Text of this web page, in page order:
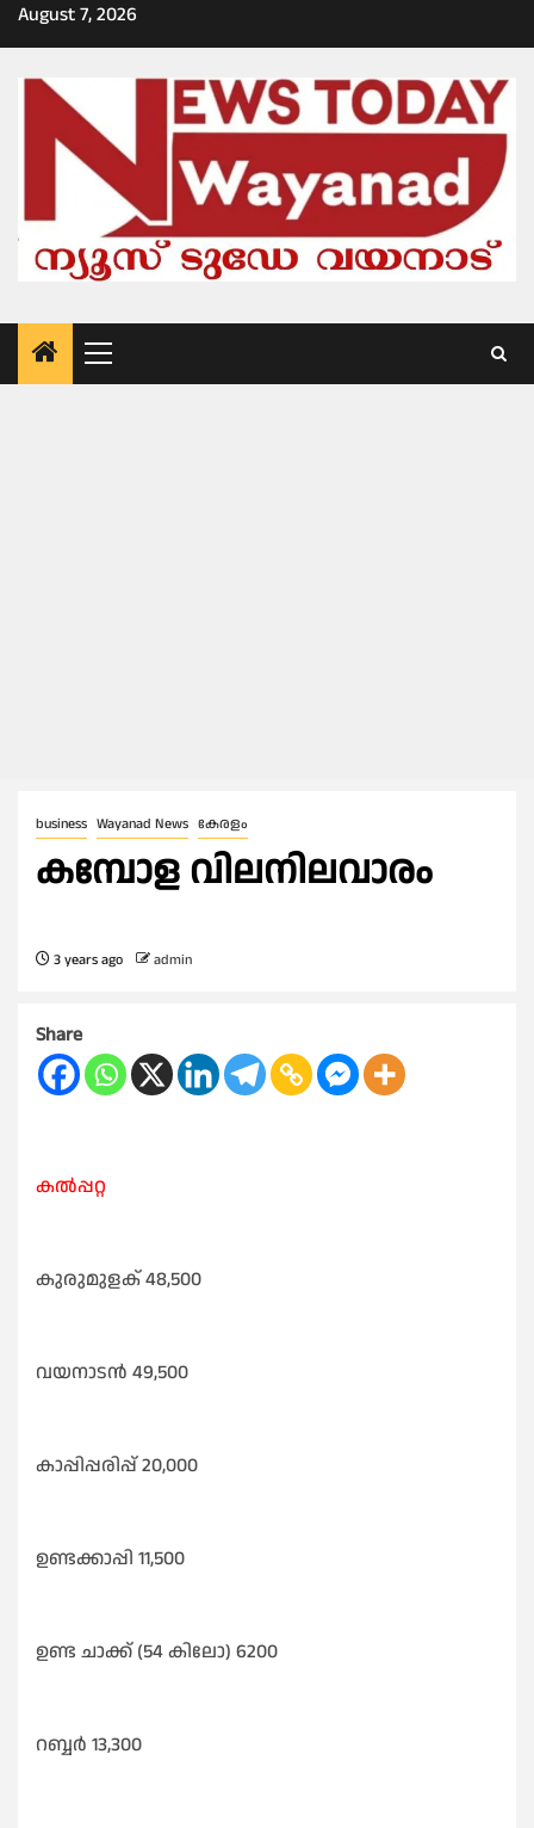
Skip
to
August 7, 2026
Primary
Menu
business Wayanad News കേരളം
കമ്പോള വിലനിലവാരം
3 years ago admin
Share
കൽപ്പറ്റ
കുരുമുളക് 48,500
വയനാടൻ 49,500
കാപ്പിപ്പരിപ്പ് 20,000
ഉണ്ടക്കാപ്പി 11,500
ഉണ്ട ചാക്ക് (54 കിലോ) 6200
റബ്ബർ 13,300